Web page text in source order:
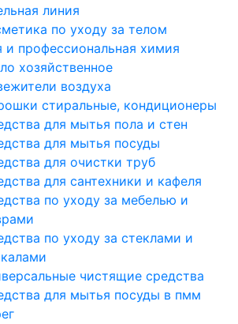
линия
по уходу за телом
и профессиональная химия
хозяйственное
воздуха
стиральные, кондиционеры
для мытья пола и стен
для мытья посуды
для очистки труб
для сантехники и кафеля
по уходу за мебелью и
по уходу за стеклами и
чистящие средства
для мытья посуды в пмм